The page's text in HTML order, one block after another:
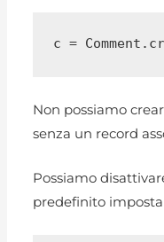
c =
Non possiamo
senza un record
Possiamo
predefinito